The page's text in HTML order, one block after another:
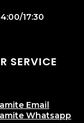
17:30
SERVICE
Email
Whatsapp